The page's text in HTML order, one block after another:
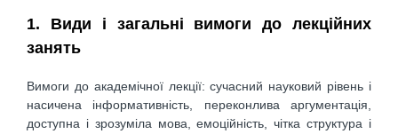
1. Види і загальні вимоги до лекційних
занять
Вимоги до академічної лекції: сучасний науковий рівень і
насичена інформативність, переконлива аргументація,
доступна і зрозуміла мова, емоційність, чітка структура і